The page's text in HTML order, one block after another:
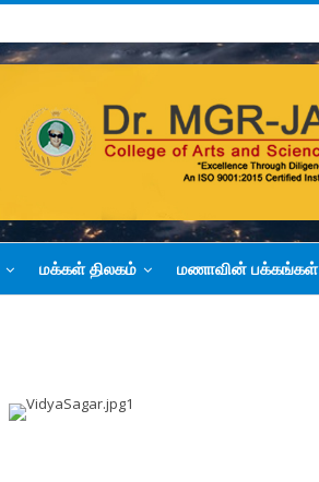
மக்கள் திலகம் மணாவின் பக்கங்கள்